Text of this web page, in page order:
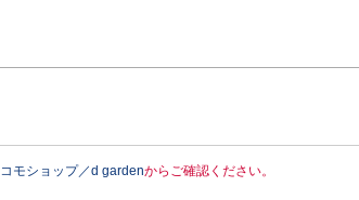
コモショップ／d gardenからご確認ください。